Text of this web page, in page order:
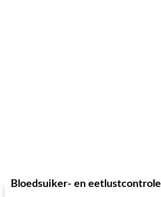
Bloedsuiker- en eetlustcontrole